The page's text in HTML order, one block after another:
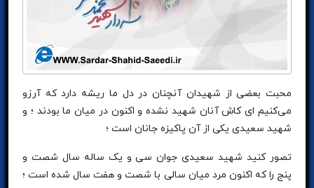
محبت بعضی از شهیدان آنچنان در دل ما ریشه دارد که آرزو
می‌کنیم ای کاش آنان شهید نشده و اکنون در میان ما بودند ؛ و
شهید سعیدی یکی از آن پاکیزه جانان است ؛
تصور کنید شهید سعیدی جوان سی و یک ساله سال شصت و
پنج را که اکنون مرد میان سالی با شصت و هفت سال شده است ؛